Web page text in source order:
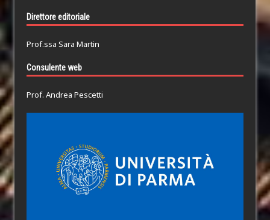
Direttore editoriale
Prof.ssa Sara Martin
Consulente web
Prof. Andrea Pescetti